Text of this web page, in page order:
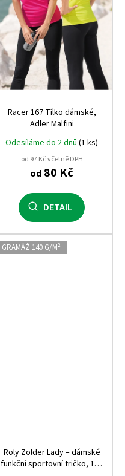
Racer 167 Tílko dámské,
Adler Malfini
Odesíláme do 2 dnů (1 ks)
od 97 Kč včetně DPH
od 80 Kč
DETAIL
GRAMÁŽ 140 G/M²
Roly Zolder Lady – dámské
funkční sportovní tričko, 135